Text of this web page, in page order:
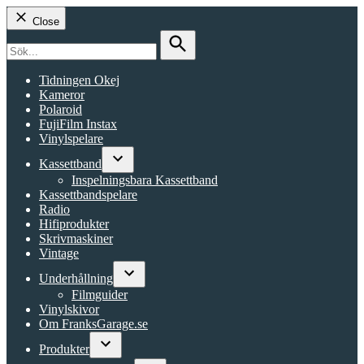
Close
for:
Search
Tidningen Okej
Kameror
Polaroid
FujiFilm Instax
Vinylspelare
Kassettband
Open
dropdown
menu
Inspelningsbara Kassettband
Kassettbandspelare
Radio
Hifiprodukter
Skrivmaskiner
Vintage
Underhållning
Open
Filmguider
Vinylskivor
Om FranksGarage.se
Produkter
Open